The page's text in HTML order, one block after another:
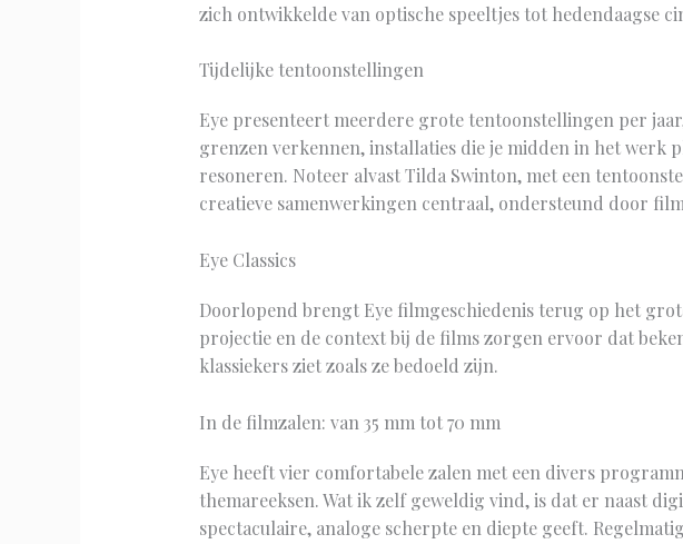
zich ontwikkelde van optische speeltjes tot hedendaagse
Tijdelijke tentoonstellingen
Eye presenteert meerdere grote tentoonstellingen per
grenzen verkennen, installaties die je midden in het werk
resoneren. Noteer alvast Tilda Swinton, met een
creatieve samenwerkingen centraal, ondersteund door
Eye Classics
Doorlopend brengt Eye filmgeschiedenis terug op het
projectie en de context bij de films zorgen ervoor dat
klassiekers ziet zoals ze bedoeld zijn.
In de filmzalen: van 35 mm tot 70 mm
Eye heeft vier comfortabele zalen met een divers
themareeksen. Wat ik zelf geweldig vind, is dat er naast
spectaculaire, analoge scherpte en diepte geeft.